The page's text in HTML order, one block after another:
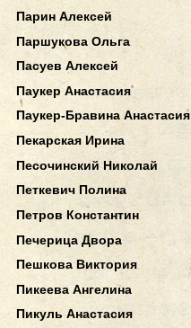
Парин Алексей
Паршукова Ольга
Пасуев Алексей
Паукер Анастасия
Паукер-Бравина Анастасия
Пекарская Ирина
Песочинский Николай
Петкевич Полина
Петров Константин
Печерица Двора
Пешкова Виктория
Пикеева Ангелина
Пикуль Анастасия